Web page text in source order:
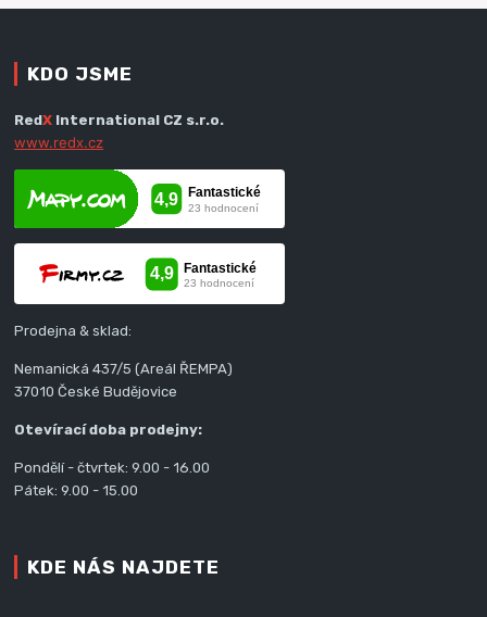
KDO JSME
RedX International CZ s.r.o.
www.redx.cz
Prodejna & sklad:
Nemanická 437/5 (Areál ŘEMPA)
37010 České Budějovice
Otevírací doba prodejny:
Pondělí - čtvrtek: 9.00 - 16.00
Pátek: 9.00 - 15.00
KDE NÁS NAJDETE